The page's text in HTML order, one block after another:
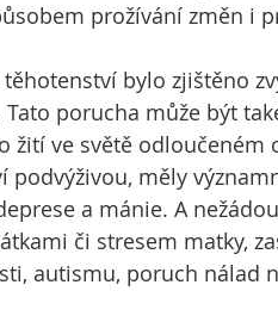
prožívání změn i
bylo zjištěno
porucha může být
žití ve světě odloučeném
měly
a mánie. A
či stresem matky,
autismu, poruch nálad